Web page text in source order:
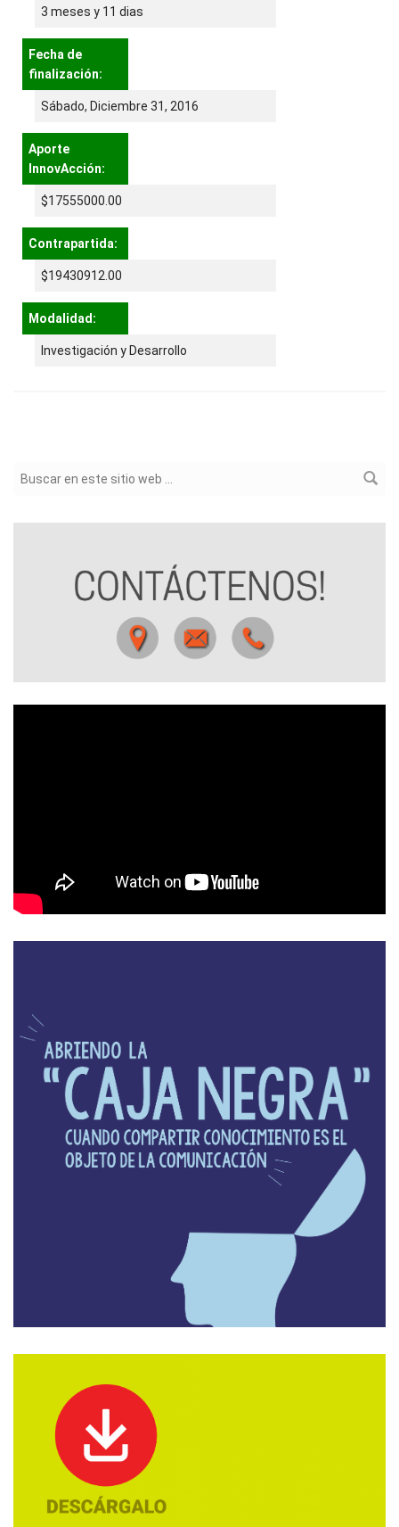
3 meses y 11 dias
Fecha de
finalización:
Sábado, Diciembre 31, 2016
Aporte
InnovAcción:
$17555000.00
Contrapartida:
$19430912.00
Modalidad:
Investigación y Desarrollo
Formulario de búsqueda